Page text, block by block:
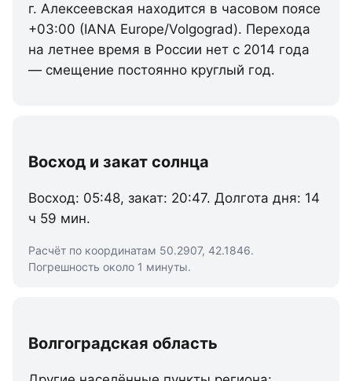
г. Алексеевская находится в часовом поясе
+03:00 (IANA Europe/Volgograd). Перехода
на летнее время в России нет с 2014 года
— смещение постоянно круглый год.
Восход и закат солнца
Восход: 05:48, закат: 20:47. Долгота дня: 14
ч 59 мин.
Расчёт по координатам 50.2907, 42.1846.
Погрешность около 1 минуты.
Волгоградская область